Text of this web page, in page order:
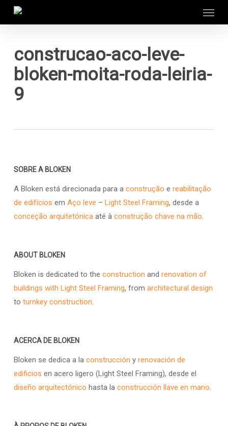
construcao-aco-leve-
bloken-moita-roda-leiria-
9
SOBRE A BLOKEN
A Bloken está direcionada para a construção e reabilitação
de edifícios em Aço leve – Light Steel Framing, desde a
conceção arquitetónicaaté à construção chave na mão.
ABOUT BLOKEN
Bloken is dedicated to the construction and renovation of
buildings with Light Steel Framing, from architectural design
to turnkey construction.
ACERCA DE BLOKEN
Bloken se dedica a la construcción y renovación de
edificios en acero ligero (Light Steel Framing), desde el
diseño arquitectónico hasta la construcción llave en mano.